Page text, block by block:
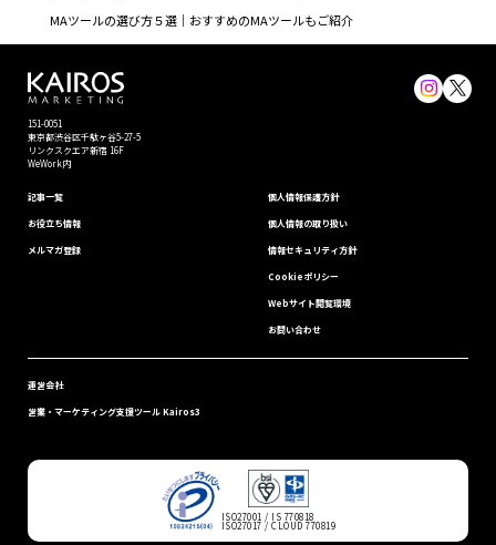
MAツールの選び方５選｜おすすめのMAツールもご紹介
151-0051
東京都渋⾕区千駄ヶ谷5-27-5
リンクスクエア新宿 16F
WeWork内
記事一覧
お役立ち情報
メルマガ登録
個⼈情報保護⽅針
個人情報の取り扱い
情報セキュリティ⽅針
Cookieポリシー
Webサイト閲覧環境
お問い合わせ
運営会社
営業・マーケティング支援ツール Kairos3
ISO27001 / IS 770818
ISO27017 / CLOUD 770819